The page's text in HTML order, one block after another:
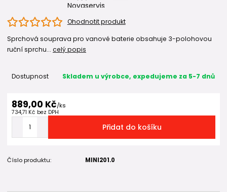
Ohodnotit produkt
Sprchová souprava pro vanové baterie obsahuje 3-polohovou
ruční sprchu... celý popis
Dostupnost Skladem u výrobce, expedujeme za 5-7 dnů
889,00 Kč/ks
734,71 Kč bez DPH
Přidat do košíku
Číslo produktu: MINI201.0